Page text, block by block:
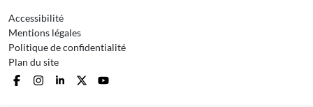
Pied de page 3
Accessibilité
Mentions légales
Politique de confidentialité
Plan du site